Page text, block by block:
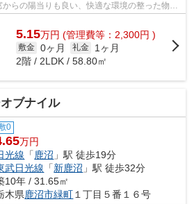
らの陽当りも良い、快適な環境の整った物件
です◎エス...
5.15万円 (管理費等：2,300円 )
敷金 0ヶ月 礼金
1ヶ月
2階 / 2LDK / 58.80㎡
ブナイル
0
万円
光線 「 鹿沼 」駅 徒歩19分
武日光線 「新鹿沼 」駅 徒歩32分
10年 / 31.65㎡
木県鹿沼市緑町 １丁目５番１６号